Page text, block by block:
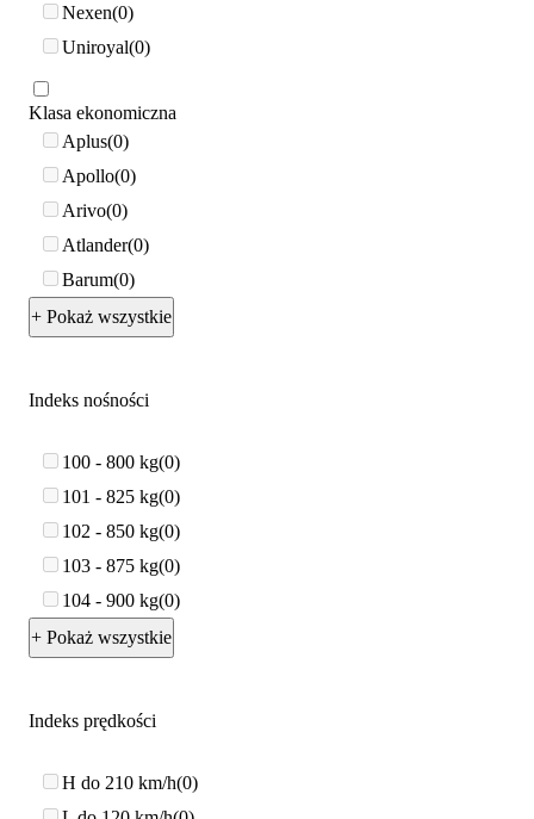
Nexen 0
Uniroyal 0
Klasa ekonomiczna
Aplus 0
Apollo 0
Arivo 0
Atlander 0
Barum 0
+ Pokaż wszystkie
Indeks nośności
100 - 800 kg 0
101 - 825 kg 0
102 - 850 kg 0
103 - 875 kg 0
104 - 900 kg 0
+ Pokaż wszystkie
Indeks prędkości
H do 210 km/h 0